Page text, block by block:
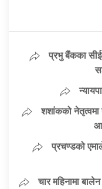
प्रभु बैंकका
शशांकको
प्रचण्डको
चार महिनामा